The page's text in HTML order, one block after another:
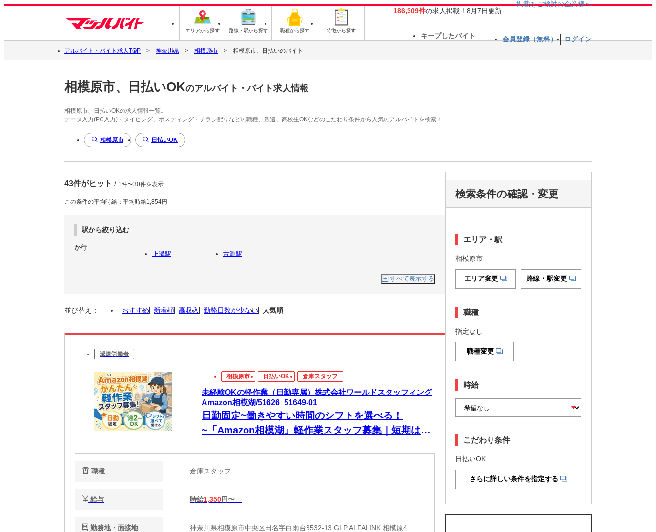
エリアから探す 路線・駅から探す 職種から探す 特徴から探す
186,309件の求人掲載！8月7日更新
掲載をご検討の企業様へ
キープしたバイト 会員登録（無料） ログイン
アルバイト・バイト求人TOP 神奈川県 相模原市 相模原市、日払いのバイト
相模原市、日払いOKのアルバイト・バイト求人情報
相模原市、日払いOKの求人情報一覧。
データ入力(PC入力)・タイピング、ポスティング・チラシ配りなどの職種、派遣、高校生OKなどのこだわり条件から人気のアルバイトを検索！
相模原市 日払いOK
43件がヒット / 1件〜30件を表示
この条件の平均時給：平均時給1,854円
駅から絞り込む
か行
上溝駅
古淵駅
すべて表示する
並び替え： おすすめ 新着順 高収入 勤務日数が少ない 人気順
派遣労働者
相模原市 日払いOK 倉庫スタッフ
未経験OKの軽作業（日勤専属）株式会社ワールドスタッフィング
Amazon相模湖/51626_51649-01
日勤固定~働きやすい時間のシフトを選べる！
~「Amazon相模湖」軽作業スタッフ募集｜短期は学
職種 倉庫スタッフ
給与 時給1,350円〜
勤務地・面接地
神奈川県相模原市中央区田名字白雨台3532-13 GLP ALFALINK 相模原4
検索条件の確認・変更
エリア・駅
相模原市
エリア変更 路線・駅変更
職種
指定なし
職種変更
時給
こだわり条件
日払いOK
さらに詳しい条件を指定する